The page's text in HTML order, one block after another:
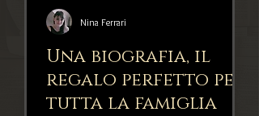
Una biografia, il
regalo perfetto per
tutta la famiglia
Nina Ferrari